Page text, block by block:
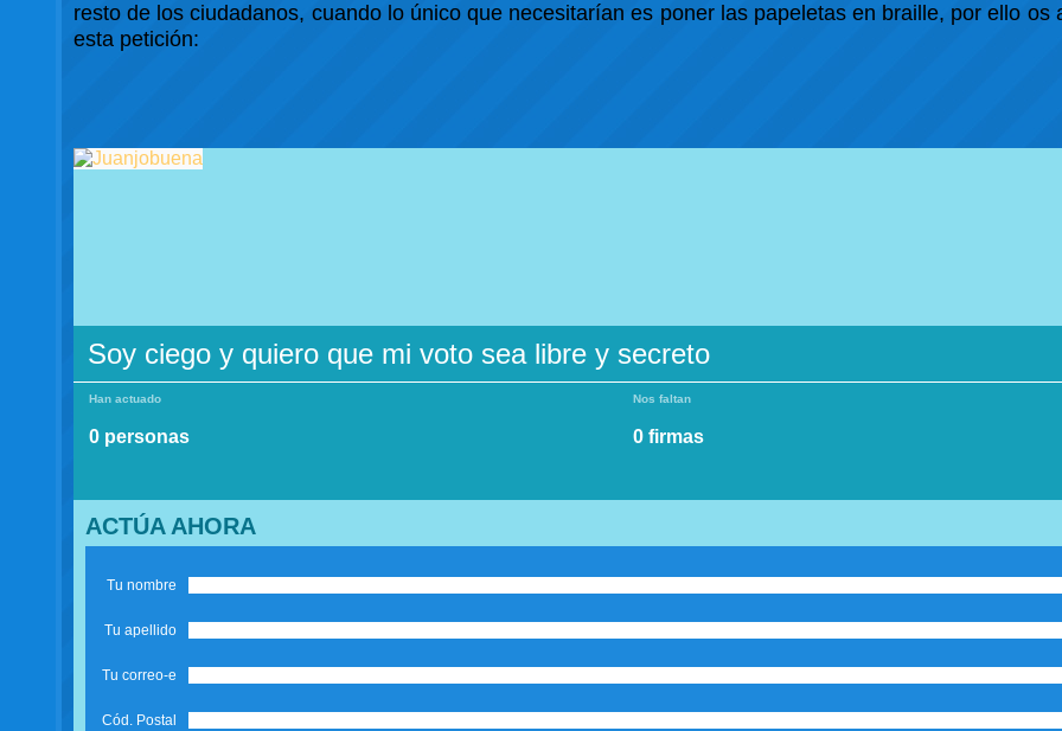
resto de los ciudadanos, cuando lo único que necesitarían es poner las papeletas en braille, por ello os
esta petición:
Soy ciego y quiero que mi voto sea libre y secreto
Han actuado
0 personas
Nos faltan
0 firmas
ACTÚA AHORA
Tu nombre
Tu apellido
Tu correo-e
Cód. Postal